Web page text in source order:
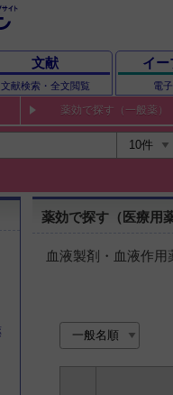
文献
文献検索・全文閲覧
イー
電
薬効で探す（一般薬）
薬効で探す（医療用
血液製剤・血液作用